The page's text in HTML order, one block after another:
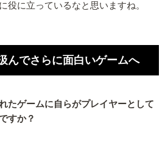
役に立っているなと思いますね。
んでさらに面白いゲームへ
たゲームに自らがプレイヤーとして
すか？